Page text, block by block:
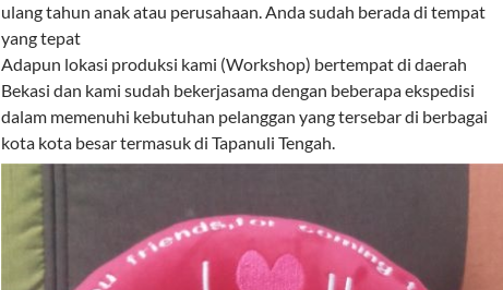
ulang tahun anak atau perusahaan. Anda sudah berada di tempat
yang tepat
Adapun lokasi produksi kami (Workshop) bertempat di daerah
Bekasi dan kami sudah bekerjasama dengan beberapa ekspedisi
dalam memenuhi kebutuhan pelanggan yang tersebar di berbagai
kota kota besar termasuk di Tapanuli Tengah.